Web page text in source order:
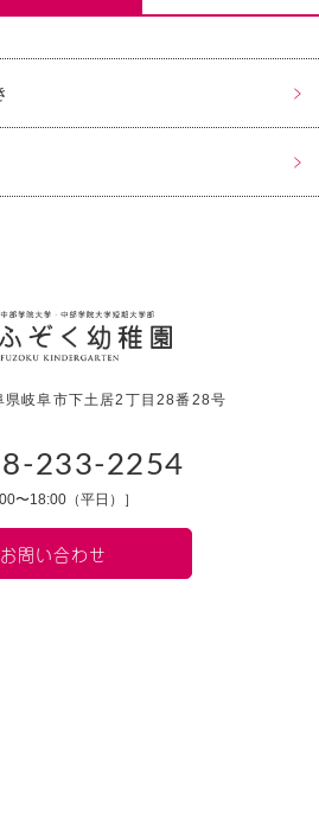
岐阜市下土居2丁目28番28号
233-2254
〜18:00（平日）］
お問い合わせ